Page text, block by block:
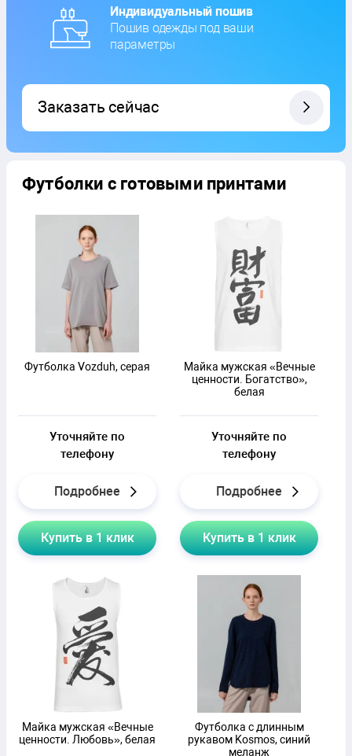
Индивидуальный пошив
Пошив одежды под ваши
параметры
Заказать сейчас
Футболки с готовыми принтами
Футболка Vozduh, серая
Уточняйте по
телефону
Подробнее
Купить в 1 клик
Майка мужская «Вечные
ценности. Богатство»,
белая
Уточняйте по
телефону
Подробнее
Купить в 1 клик
Майка мужская «Вечные
ценности. Любовь», белая
Футболка с длинным
рукавом Kosmos, синий
меланж